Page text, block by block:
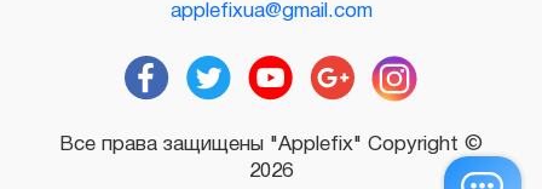
applefixua@gmail.com
Все права защищены "Applefix" Copyright ©
2026